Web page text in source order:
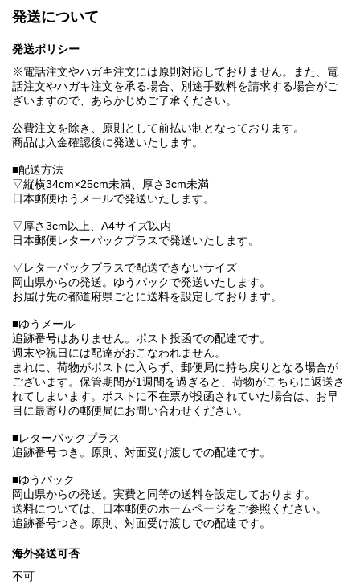
発送について
発送ポリシー
※電話注文やハガキ注文には原則対応しておりません。また、電
話注文やハガキ注文を承る場合、別途手数料を請求する場合がご
ざいますので、あらかじめご了承ください。
公費注文を除き、原則として前払い制となっております。
商品は入金確認後に発送いたします。
■配送方法
▽縦横34cm×25cm未満、厚さ3cm未満
日本郵便ゆうメールで発送いたします。
▽厚さ3cm以上、A4サイズ以内
日本郵便レターパックプラスで発送いたします。
▽レターパックプラスで配送できないサイズ
岡山県からの発送。ゆうパックで発送いたします。
お届け先の都道府県ごとに送料を設定しております。
■ゆうメール
追跡番号はありません。ポスト投函での配達です。
週末や祝日には配達がおこなわれません。
まれに、荷物がポストに入らず、郵便局に持ち戻りとなる場合が
ございます。保管期間が1週間を過ぎると、荷物がこちらに返送さ
れてしまいます。ポストに不在票が投函されていた場合は、お早
目に最寄りの郵便局にお問い合わせください。
■レターパックプラス
追跡番号つき。原則、対面受け渡しでの配達です。
■ゆうパック
岡山県からの発送。実費と同等の送料を設定しております。
送料については、日本郵便のホームページをご参照ください。
追跡番号つき。原則、対面受け渡しでの配達です。
海外発送可否
不可